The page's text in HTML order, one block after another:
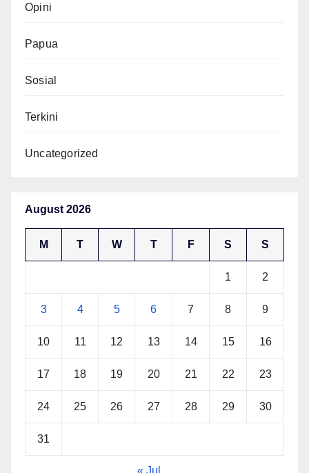
Opini
Papua
Sosial
Terkini
Uncategorized
August 2026
M T W T F S S
1 2
3 4 5 6 7 8 9
10 11 12 13 14 15 16
17 18 19 20 21 22 23
24 25 26 27 28 29 30
31
« Jul